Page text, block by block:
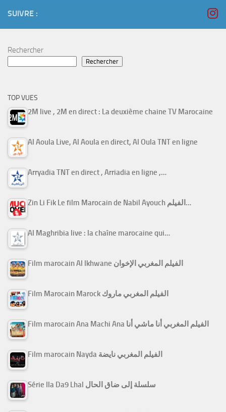
SUIVRE :
Rechercher
Rechercher
TOP VUES
2M live , 2M en direct : La deuxième chaine TV Marocaine
Al Aoula Live, Al Aoula en direct, Al Oula TNT en ligne
Arryadia TNT en direct , Arriadia en ligne ,…
Zin Li Fik Le film Marocain de Nabil Ayouch الفيلم…
Al Maghribia live : la chaîne marocaine qui…
Film marocain Al Ikhwane الفيلم المغربي الإخوان
Film Marocain Marock الفيلم المغربي ماروك
Film marocain Ana Machi Ana الفيلم المغربي أنا ماشي أنا
Film marocain Nayda الفيلم المغربي نايضة
Série Ila Da9 Lhal سلسلة إلى ضاق الحال